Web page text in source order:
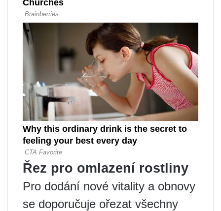
Řez pro omlazení rostliny
Pro dodání nové vitality a obnovy
se doporučuje ořezat všechny